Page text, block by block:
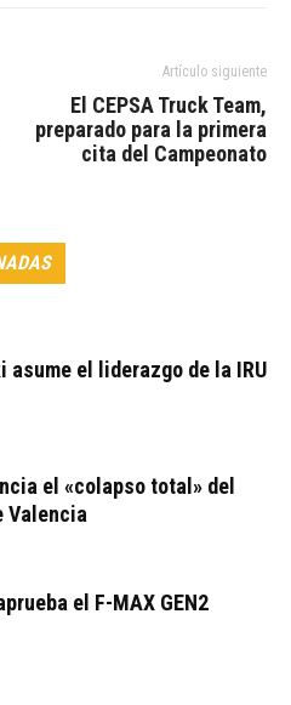
Artículo siguiente
El CEPSA Truck Team,
preparado para la primera
cita del Campeonato
asume el liderazgo de la IRU
el «colapso total» del
Valencia
el F-MAX GEN2